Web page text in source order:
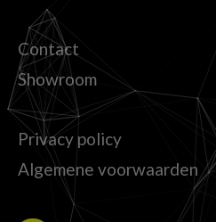
Contact
Showroom
Privacy policy
Algemene voorwaarden